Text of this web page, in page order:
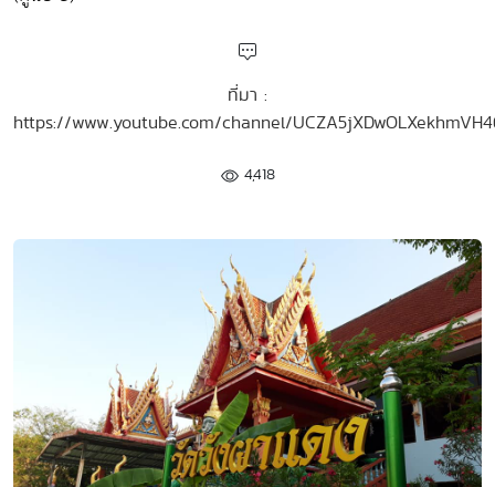
ที่มา :
https://www.youtube.com/channel/
4,418